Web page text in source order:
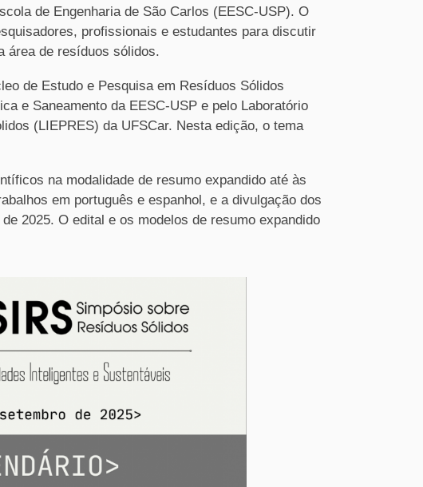
de Engenharia de São Carlos (EESC-USP). O
profissionais e estudantes para discutir
área de resíduos sólidos.
de Estudo e Pesquisa em Resíduos Sólidos
e Saneamento da EESC-USP e pelo Laboratório
(LIEPRES) da UFSCar. Nesta edição, o tema
na modalidade de resumo expandido até às
em português e espanhol, e a divulgação dos
2025. O edital e os modelos de resumo expandido